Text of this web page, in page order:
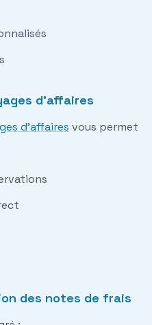
d'affaires
d'affaires vous permet
des notes de frais